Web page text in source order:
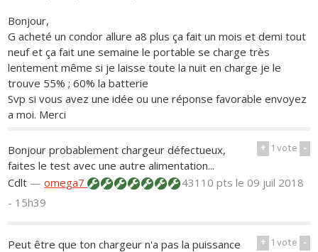
Bonjour,
G acheté un condor allure a8 plus ça fait un mois et demi tout
neuf et ça fait une semaine le portable se charge très
lentement même si je laisse toute la nuit en charge je le
trouve 55% ; 60% la batterie
Svp si vous avez une idée ou une réponse favorable envoyez
a moi. Merci
+ 1vote -
Bonjour probablement chargeur défectueux,
faites le test avec une autre alimentation...
Cdlt —omega7 43110 ptsle 09 juil 2018
- 15h39
+ 1vote -
Peut être que ton chargeur n'a pas la puissance